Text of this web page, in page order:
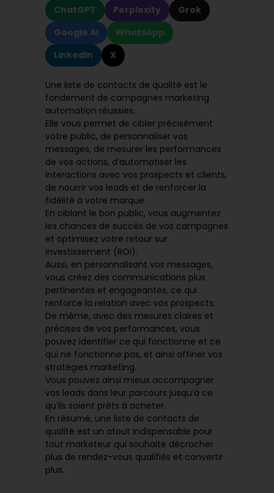
ChatGPT Perplexity
Grok
Google AI
WhatsApp
LinkedIn
X
Une liste de contacts de qualité est le
fondement de campagnes marketing
automation réussies.
Elle vous permet de cibler précisément
votre public, de personnaliser vos
messages, de mesurer les performances
de vos actions, d’automatiser les
interactions avec vos prospects et clients,
de nourrir vos leads et de renforcer la
fidélité à votre marque.
En ciblant le bon public, vous augmentez
les chances de succès de vos campagnes
et optimisez votre retour sur
investissement (ROI).
Aussi, en personnalisant vos messages,
vous créez des communications plus
pertinentes et engageantes, ce qui
renforce la relation avec vos prospects.
De même, avec des mesures claires et
précises de vos performances, vous
pouvez identifier ce qui fonctionne et ce
qui ne fonctionne pas, et ainsi affiner vos
stratégies marketing.
Vous pouvez ainsi mieux accompagner
vos leads dans leur parcours jusqu’à ce
qu’ils soient prêts à acheter.
En résumé, une liste de contacts de
qualité est un atout indispensable pour
tout marketeur qui souhaite décrocher
plus de rendez-vous qualifiés et convertir
plus.